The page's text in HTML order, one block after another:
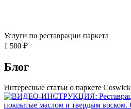
Услуги по реставрации паркета
1 500 ₽
Блог
Интересные статьи о паркете Coswick